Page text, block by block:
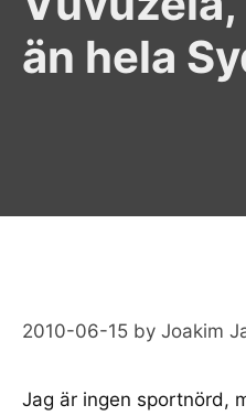
än hela
2010-06-15 by Joakim
Jag är ingen sportnörd,